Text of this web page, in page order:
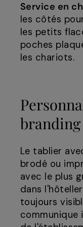
Service en
les côtés
les petits
poches
les chariots.
Le tablier
brodé ou
avec le plus
dans
toujours